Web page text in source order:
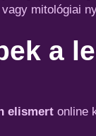
mitológiai
a
elismert online